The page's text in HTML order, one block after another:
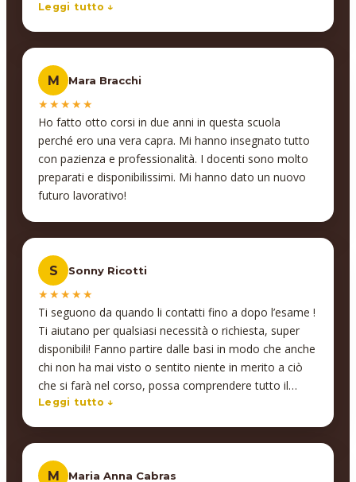
molto molto contento, infatti sto già pensando di farn
interessano molto, soprattutto Interior design… che si
collegherebbe comunque anche a quello che ho fatto
adesso.
Leggi tutto ↓
M Mara Bracchi
★★★★★
Ho fatto otto corsi in due anni in questa scuola
perché ero una vera capra. Mi hanno insegnato tutto
con pazienza e professionalità. I docenti sono molto
preparati e disponibilissimi. Mi hanno dato un nuovo
futuro lavorativo!
S Sonny Ricotti
★★★★★
Ti seguono da quando li contatti fino a dopo l’esame !
Ti aiutano per qualsiasi necessità o richiesta, super
disponibili! Fanno partire dalle basi in modo che anche
chi non ha mai visto o sentito niente in merito a ciò
che si farà nel corso, possa comprendere tutto il
percorso ed a fine corso avere una certificazione di
varie lezioni ed il materiale che il professore ha fatto
per il corso! Inoltre professori bravissimi e che
spiegano in maniera molto chiara e semplice inoltre
Leggi tutto ↓
M Maria Anna Cabras